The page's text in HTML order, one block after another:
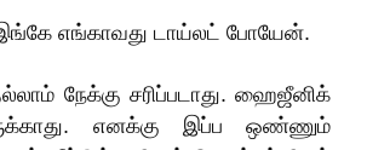
எங்காவது டாய்லட் போயேன்.
நேக்கு சரிப்படாது. ஹைஜீனிக்
எனக்கு இப்ப ஒண்ணும்